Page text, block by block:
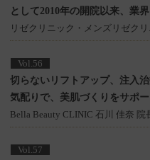
として2010年の開院以来、業
リゼクリニック・メンズリゼク
Vol.56
切らないリフトアップ、注入
気配りで、美肌づくりをサポー
Bella Beauty CLINIC 石川 佳奈 院
Vol.57